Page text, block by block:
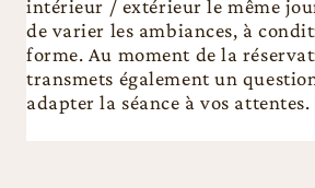
intérieur / extérieur le même
de varier les ambiances, à
forme. Au moment de la
transmets également un
adapter la séance à vos attentes.